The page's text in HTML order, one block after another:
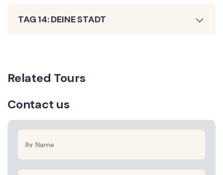
TAG 14: DEINE STADT
Related Tours
Contact us